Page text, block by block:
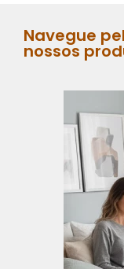
Navegue
nossos